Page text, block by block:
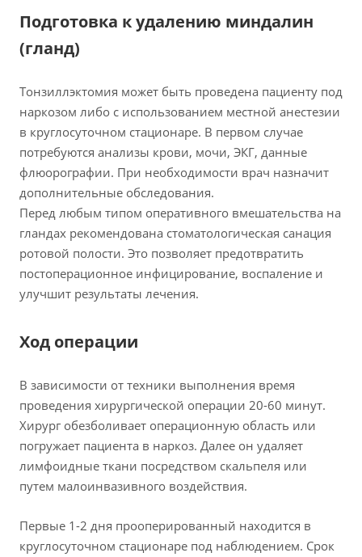
Подготовка к удалению миндалин
(гланд)
Тонзиллэктомия может быть проведена пациенту под
наркозом либо с использованием местной анестезии
в круглосуточном стационаре. В первом случае
потребуются анализы крови, мочи, ЭКГ, данные
флюорографии. При необходимости врач назначит
дополнительные обследования.
Перед любым типом оперативного вмешательства на
гландах рекомендована стоматологическая санация
ротовой полости. Это позволяет предотвратить
постоперационное инфицирование, воспаление и
улучшит результаты лечения.
Ход операции
В зависимости от техники выполнения время
проведения хирургической операции 20-60 минут.
Хирург обезболивает операционную область или
погружает пациента в наркоз. Далее он удаляет
лимфоидные ткани посредством скальпеля или
путем малоинвазивного воздействия.
Первые 1-2 дня прооперированный находится в
круглосуточном стационаре под наблюдением. Срок